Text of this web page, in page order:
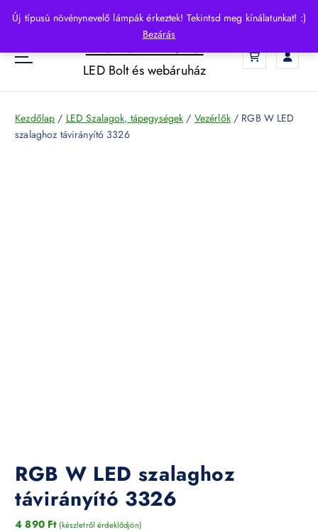
Új típusú növénynevelő lámpák érkeztek! Tekintsd meg kínálatunkat! :)
Bezárás
p
o
HelloLED.hu
LED Bolt és webáruház
Kezdőlap / LED Szalagok, tápegységek / Vezérlők/ RGB W LED
szalaghoz távirányító 3326
RGB W LED szalaghoz
távirányító 3326
4 890 Ft (készletről érdeklődjön)